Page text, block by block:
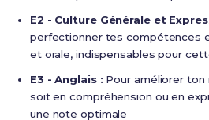
E2 - Culture Générale et
perfectionner tes compétences
et orale, indispensables pour
E3 - Anglais : Pour améliorer ton
soit en compréhension ou en
une note optimale